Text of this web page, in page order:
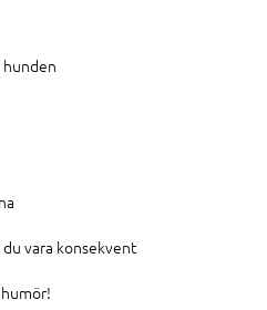
vara konsekvent